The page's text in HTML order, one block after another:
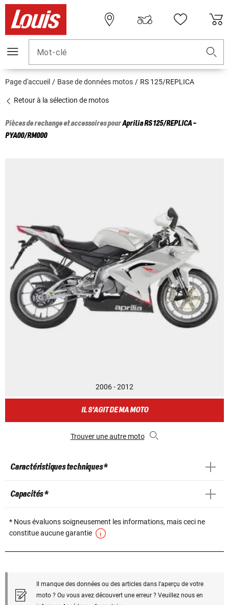
Mot-clé
Page d'accueil Base de données motos RS 125/REPLICA
Retour à la sélection de motos
Pièces de rechange et accessoires pourApriliaRS 125/REPLICA -
PYA00/RM000
2006 - 2012
IL S'AGIT DE MA MOTO
Trouver une autre moto
Caractéristiques techniques *
Capacités *
* Nous évaluons soigneusement les informations, mais ceci ne
constitue aucune garantie
Il manque des données ou des articles dans l'aperçu de votre
moto ? Ou vous avez découvert une erreur ? Veuillez nous en